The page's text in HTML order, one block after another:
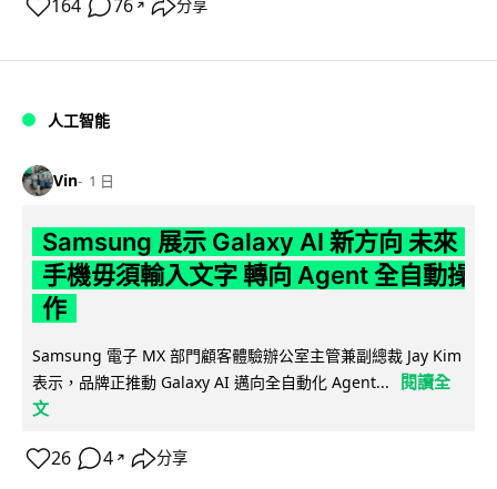
164 76 ↗ 分享
人工智能
Vin 1 日
Samsung 展示 Galaxy AI 新方向 未來
手機毋須輸入文字 轉向 Agent 全自動操
作
Samsung 電子 MX 部門顧客體驗辦公室主管兼副總裁 Jay Kim
表示，品牌正推動 Galaxy AI 邁向全自動化 Agent...
閱讀全
文
26 4 ↗ 分享